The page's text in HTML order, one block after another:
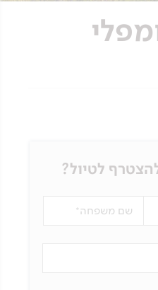
ומפלי
לטיול?
שם משפחה